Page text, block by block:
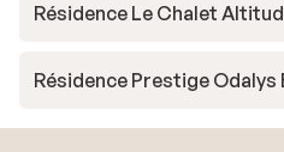
Résidence Le Chalet
Résidence Prestige Odalys